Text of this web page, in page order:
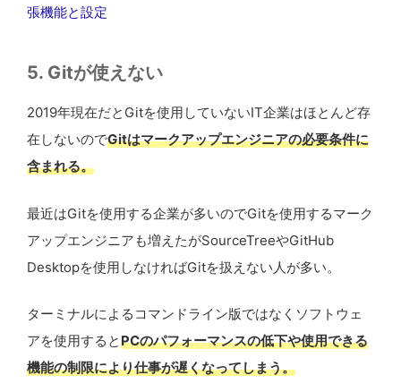
張機能と設定
5. Gitが使えない
2019年現在だとGitを使用していないIT企業はほとんど存
在しないのでGitはマークアップエンジニアの必要条件に
含まれる。
最近はGitを使用する企業が多いのでGitを使用するマーク
アップエンジニアも増えたがSourceTreeやGitHub
Desktopを使用しなければGitを扱えない人が多い。
ターミナルによるコマンドライン版ではなくソフトウェ
アを使用するとPCのパフォーマンスの低下や使用できる
機能の制限により仕事が遅くなってしまう。